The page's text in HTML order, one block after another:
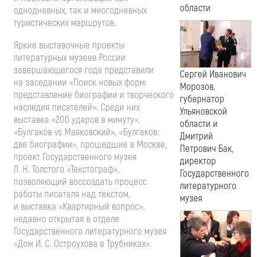
области
Сергей Иванович
Морозов,
губернатор
Ульяновской
области и
Дмитрий
Петрович Бак,
директор
Государственного
литературного
музея
однодневных, так и многодневных
туристических маршрутов.
Яркие выставочные проекты
литературных музеев России
завершающегося года представили
на заседании «Поиск новых форм:
представление биографии и творческого
наследия писателей». Среди них
выставка «200 ударов в минуту»,
«Булгаков vs Маяковский», «Булгаков:
две биографии», прошедшие в Москве,
проект Государственного музея
Л. Н. Толстого «Текстограф»,
позволяющий воссоздать процесс
работы писателя над текстом,
и выставка «Квартирный вопрос»,
недавно открытая в отделе
Государственного литературного музея
«Дом И. С. Остроухова в Трубниках».